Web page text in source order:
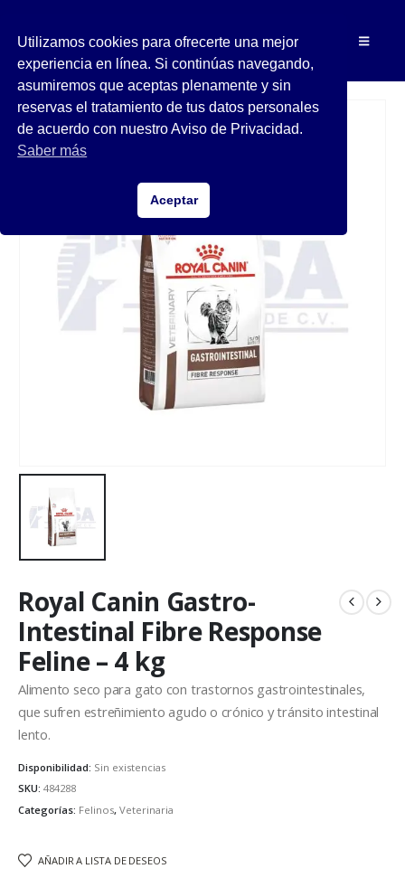
Royal Canin Gastro-
Intestinal Fibre Response
Feline – 4 kg
Alimento seco para gato con trastornos gastrointestinales,
que sufren estreñimiento agudo o crónico y tránsito intestinal
lento.
Disponibilidad: Sin existencias
SKU: 484288
Categorías: Felinos, Veterinaria
AÑADIR A LISTA DE DESEOS
Utilizamos cookies para ofrecerte una mejor
experiencia en línea. Si continúas navegando,
asumiremos que aceptas plenamente y sin
reservas el tratamiento de tus datos personales
de acuerdo con nuestro Aviso de Privacidad.
Saber más
Aceptar